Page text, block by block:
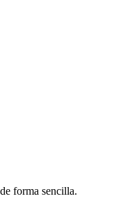
forma sencilla.